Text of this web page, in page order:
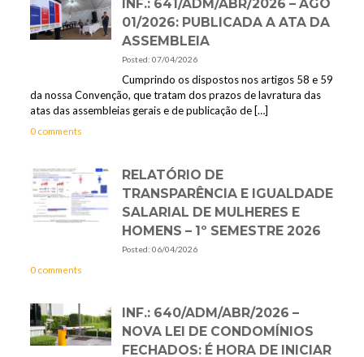
INF.: 641/ADM/ABR/2026 – AGO
01/2026: PUBLICADA A ATA DA
ASSEMBLEIA
Posted: 07/04/2026
Cumprindo os dispostos nos artigos 58 e 59
da nossa Convenção, que tratam dos prazos de lavratura das
atas das assembleias gerais e de publicação de[…]
0 comments
RELATÓRIO DE
TRANSPARÊNCIA E IGUALDADE
SALARIAL DE MULHERES E
HOMENS – 1º SEMESTRE 2026
Posted: 06/04/2026
0 comments
INF.: 640/ADM/ABR/2026 –
NOVA LEI DE CONDOMÍNIOS
FECHADOS: É HORA DE INICIAR